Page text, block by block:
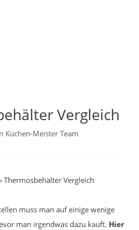
Vergleich
Küchen-Meister Team
Thermosbehälter Vergleich
muss man auf einige wenige
man irgendwas dazu kauft. Hier